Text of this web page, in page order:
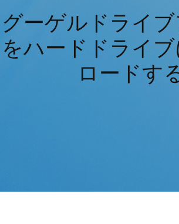
グーゲルドライ
をハードドライ
ロードす